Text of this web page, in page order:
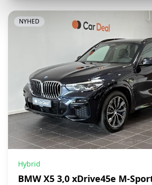
NYHED
Hybrid
BMW X5 3,0 xDrive45e M-